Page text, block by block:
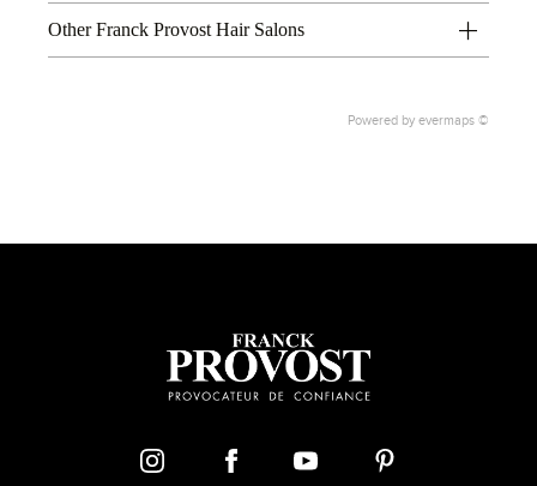
Other Franck Provost Hair Salons
Powered by evermaps ©